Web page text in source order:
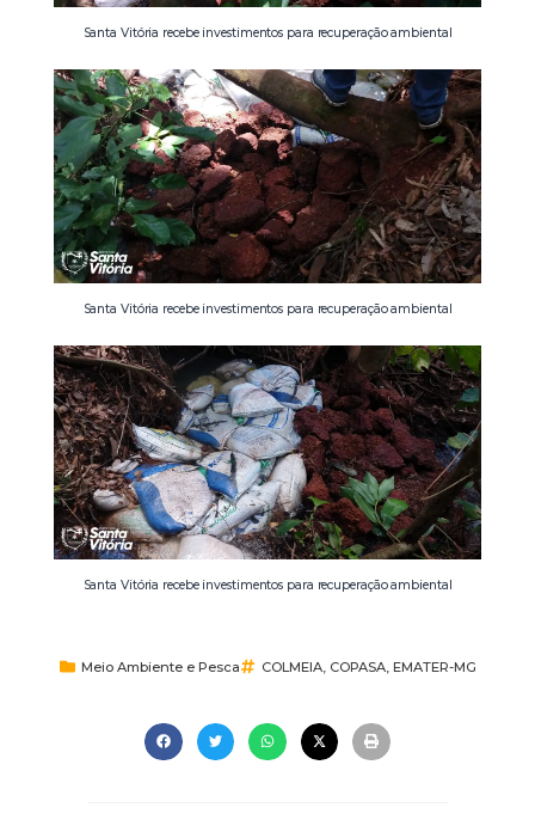
Santa Vitória recebe investimentos para recuperação ambiental
Santa Vitória recebe investimentos para recuperação ambiental
Santa Vitória recebe investimentos para recuperação ambiental
Meio Ambiente e Pesca COLMEIA, COPASA, EMATER-MG